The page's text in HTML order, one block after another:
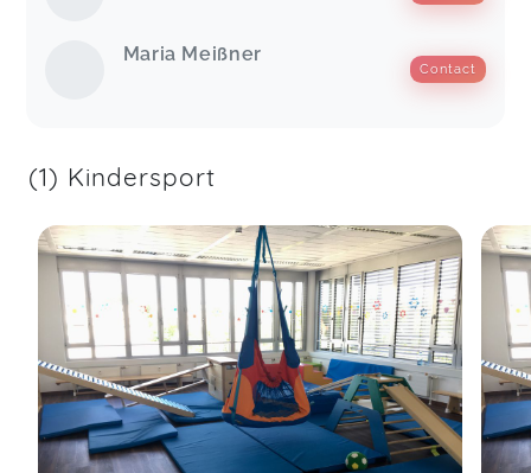
Bewegungsspaß im Wasser (1,5-3 J.) Samstag (AOK
Die schwimm- & Landeinheiten sind fabelhaft.
Bewegungsspaß im Wasser (1,5-3 J.) Samstag (AOK
lizensiert)
Sandra Janic..., Jun 01
Maria macht das einfach super. Der Sport ist eine
angenehme Begleitung zur Schwangerschaft und
gibt auch wichtige Tools mit an die Hand, die
immer eingesetzt werden können, wenn
Schwangerschaftsbeschwerden auftreten. Ich bin
froh mich für den Kurs entschieden zu haben!
Maria Meißner
Contact
(1) Kindersport